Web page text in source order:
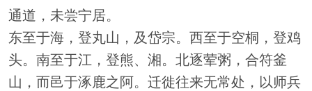
通道，未尝宁居。
东至于海，登丸山，及岱宗。西至于空桐，登鸡
头。南至于江，登熊、湘。北逐荤粥，合符釜
山，而邑于涿鹿之阿。迁徙往来无常处，以师兵